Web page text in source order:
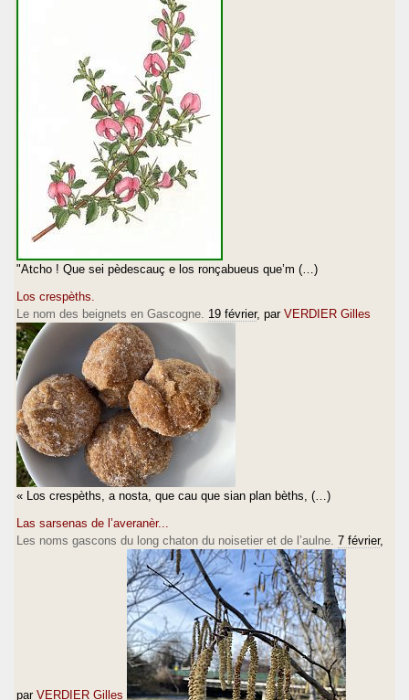
"Atcho ! Que sei pèdescauç e los ronçabueus que’m (…)
Los crespèths.
Le nom des beignets en Gascogne. 19 février, par VERDIER Gilles
« Los crespèths, a nosta, que cau que sian plan bèths, (…)
Las sarsenas de l’averanèr...
Les noms gascons du long chaton du noisetier et de l’aulne. 7 février,
par VERDIER Gilles